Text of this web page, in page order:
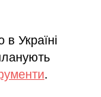
Україні
.